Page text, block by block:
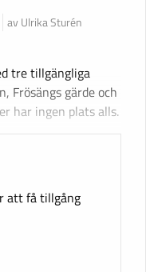
av Ulrika Sturén
tre tillgängliga
Frösängs gärde och
har ingen plats alls.
att få tillgång